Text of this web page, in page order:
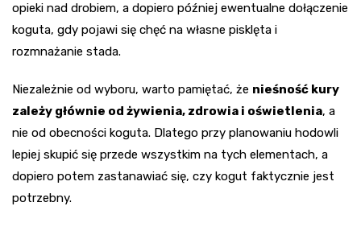
opieki nad drobiem, a dopiero później ewentualne dołączenie
koguta, gdy pojawi się chęć na własne pisklęta i
rozmnażanie stada.
Niezależnie od wyboru, warto pamiętać, że nieśność kury
zależy głównie od żywienia, zdrowia i oświetlenia, a
nie od obecności koguta. Dlatego przy planowaniu hodowli
lepiej skupić się przede wszystkim na tych elementach, a
dopiero potem zastanawiać się, czy kogut faktycznie jest
potrzebny.